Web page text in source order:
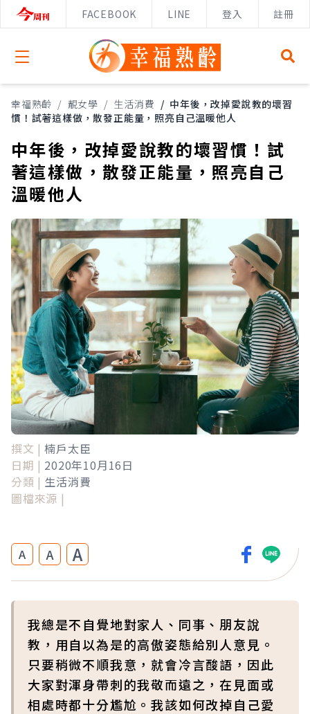
FACEBOOK LINE 登入 註冊
Open menu
幸福熟齡 / 靚女學 / 生活消費 / 中年後，改掉愛說教的壞習
慣！試著這樣做，散發正能量，照亮自己溫暖他人
中年後，改掉愛說教的壞習慣！試
著這樣做，散發正能量，照亮自己
溫暖他人
撰文 | 楠戶太臣
日期 | 2020年10月16日
分類 | 生活消費
圖檔來源 |
A A A
我總是不自覺地對家人、同事、朋友說
教，用自以為是的高傲姿態給別人意見。
只要稍微不順我意，就會冷言酸語，因此
大家對渾身帶刺的我敬而遠之，在見面或
相處時都十分尷尬。我該如何改掉自己愛